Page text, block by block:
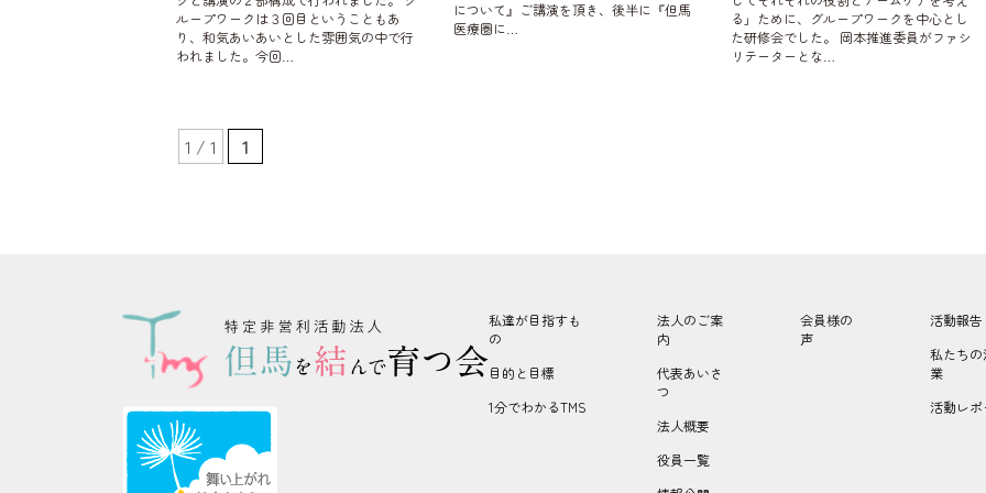
ループワークは３回目ということもあ
り、和気あいあいとした雰囲気の中で行
われました。今回…
について』ご講演を頂き、後半に『但馬
医療圏に…
る」ために、グループワークを中心とし
た研修会でした。 岡本推進委員がファシ
リテーターとな…
1 / 1 1
私達が目指すも
の
目的と目標
1分でわかるTMS
法人のご案
内
代表あいさ
つ
法人概要
役員一覧
会員様の
声
活動報告
私たちの
業
活動レポ